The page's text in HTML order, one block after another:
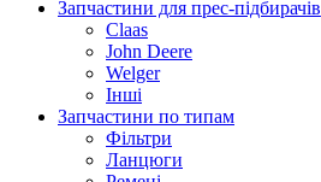
Запчастини для прес-підбирачів
Claas
John Deere
Welger
Інші
Запчастини по типам
Фільтри
Ланцюги